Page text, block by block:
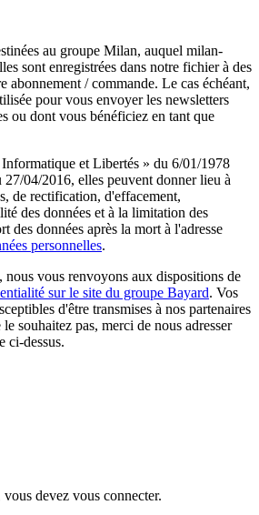
au groupe Milan, auquel milan-
sont enregistrées dans notre fichier à des
abonnement / commande. Le cas échéant,
pour vous envoyer les newsletters
ou dont vous bénéficiez en tant que
et Libertés » du 6/01/1978
04/2016, elles peuvent donner lieu à
de rectification, d'effacement,
des données et à la limitation des
des données après la mort à l'adresse
personnelles.
vous renvoyons aux dispositions de
sur le site du groupe Bayard. Vos
d'être transmises à nos partenaires
souhaitez pas, merci de nous adresser
ci-dessus.
devez vous connecter.